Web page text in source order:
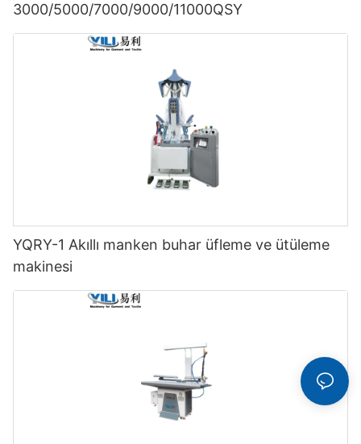
3000/5000/7000/9000/11000QSY
YQRY-1 Akıllı manken buhar üfleme ve ütüleme
makinesi